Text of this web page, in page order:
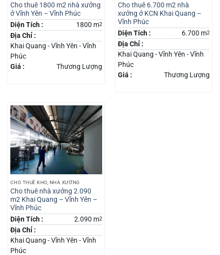
Cho thuê 1800 m2 nhà xưởng
ở Vĩnh Yên – Vĩnh Phúc
Diện Tích :
1800 m2
Địa Chỉ :
Khai Quang - Vĩnh Yên - Vĩnh
Phúc
Giá :
Thương Lượng
Cho thuê 6.700 m2 nhà
xưởng ở KCN Khai Quang –
Vĩnh Phúc
Diện Tích :
6.700 m2
Địa Chỉ :
Khai Quang - Vĩnh Yên - Vĩnh
Phúc
Giá :
Thương Lượng
CHO THUÊ KHO, NHÀ XƯỞNG
Cho thuê nhà xưởng 2.090
m2 Khai Quang – Vĩnh Yên –
Vĩnh Phúc
Diện Tích :
2.090 m2
Địa Chỉ :
Khai Quang - Vĩnh Yên - Vĩnh
Phúc